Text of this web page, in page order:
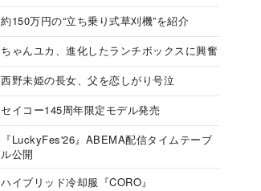
約150万円の“立ち乗り式草刈機”を紹介
ちゃんユカ、進化したランチボックスに興奮
西野未姫の長女、父を恋しがり号泣
セイコー145周年限定モデル発売
『LuckyFes'26』ABEMA配信タイムテーブ
ル公開
ハイブリッド冷却服『CORO』